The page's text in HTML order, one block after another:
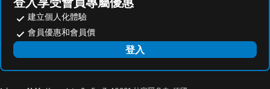
建立個人化體驗
會員優惠和會員價
登入